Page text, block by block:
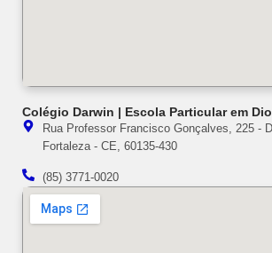
Colégio Darwin | Escola Particular em
Rua Professor Francisco Gonçalves, 225 -
Fortaleza - CE, 60135-430
(85) 3771-0020